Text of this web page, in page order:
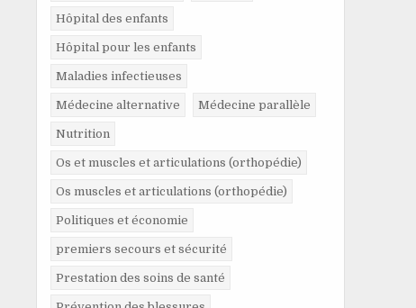
Hôpital des enfants
Hôpital pour les enfants
Maladies infectieuses
Médecine alternative Médecine parallèle
Nutrition
Os et muscles et articulations (orthopédie)
Os muscles et articulations (orthopédie)
Politiques et économie
premiers secours et sécurité
Prestation des soins de santé